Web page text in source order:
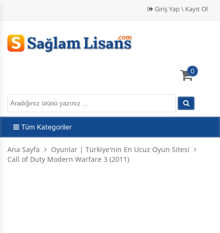
Giriş Yap \ Kayıt Ol
0
Tüm Kategoriler
Ana Sayfa
Oyunlar | Türkiye'nin En Ucuz Oyun Sitesi
Call of Duty Modern Warfare 3 (2011)